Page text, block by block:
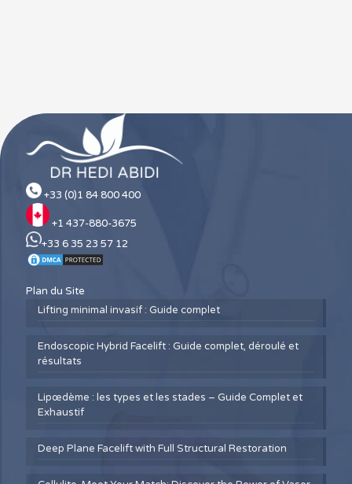
+33 (0)1 84 800 400
+1 437-880-3675
+33 6 35 23 57 12
Plan du Site
Lifting minimal invasif : Guide complet
Endoscopic Hybrid Facelift : Guide complet, déroulé et
résultats
Lipœdème : les types et les stades – Guide Complet et
Exhaustif
Deep Plane Facelift with Full Structural Restoration